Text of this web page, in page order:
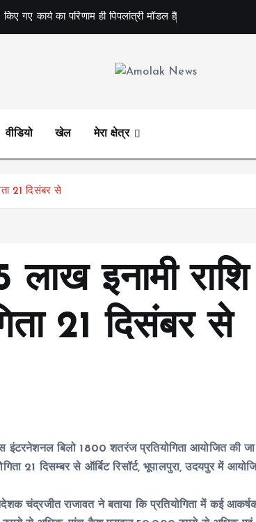
गए कार्य का परिणाम ही पिपलांत्री मॉडल है
वीडियो खेल मेरा क्षेत्र
21 दिसंबर से
इनामी राशि
21 दिसंबर से
बिलो 1800 शतरंज प्रतियोगिता आयोजित की जा
21 दिसम्बर से ऑर्बिट रिसॉर्ट, भूपालपुरा, उदयपुर में
राजावत ने बताया कि प्रतियोगिता में कई